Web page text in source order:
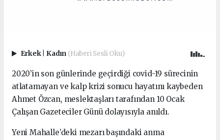
Erkek Kadın (Haberi Sesli Oku)
2020’in son günlerinde geçirdiği covid-19 sürecinin
atlatamayan ve kalp krizi sonucu hayatını kaybeden
Ahmet Özcan, meslektaşları tarafından 10 Ocak
Çalışan Gazeteciler Günü dolayısıyla anıldı.
Yeni Mahalle’deki mezarı başındaki anma